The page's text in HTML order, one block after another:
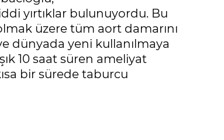
yırtıklar bulunuyordu. Bu
üzere tüm aort damarını
dünyada yeni kullanılmaya
10 saat süren ameliyat
bir sürede taburcu